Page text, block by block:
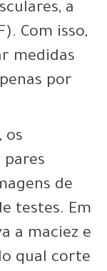
a
Com isso,
medidas
por
os
de
testes. Em
a maciez e
qual corte